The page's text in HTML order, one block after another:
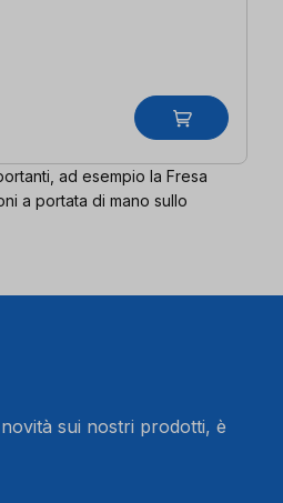
ad esempio la Fresa
a portata di mano sullo
sui nostri prodotti, è